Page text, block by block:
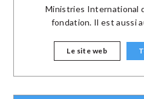
Ministries International
fondation. Il est aussi
Le site web